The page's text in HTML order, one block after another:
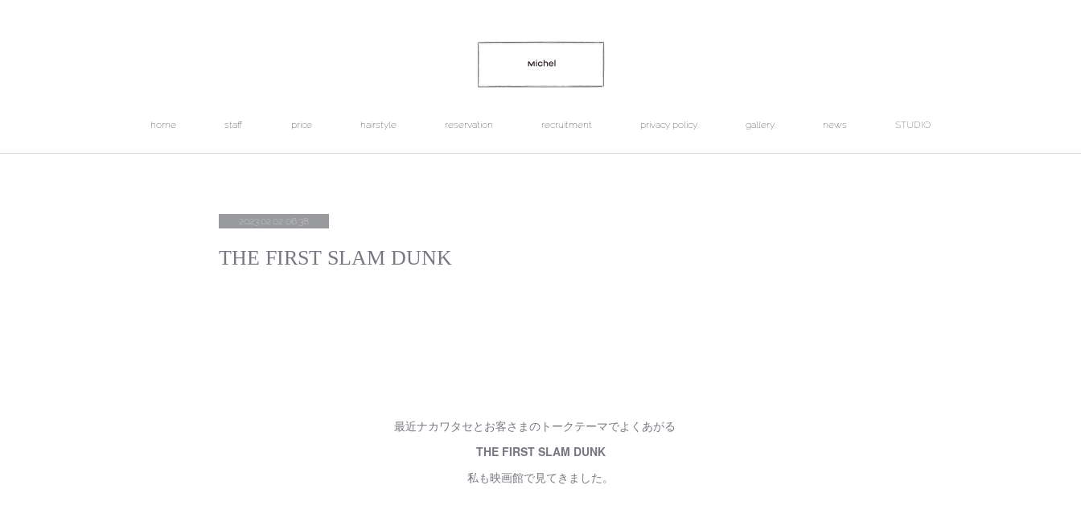
home staff price hairstyle reservation recruitment privacy policy gallery news STUDIO
2023.02.02 06:38
THE FIRST SLAM DUNK
最近ナカワタセとお客さまのトークテーマでよくあがる
THE FIRST SLAM DUNK
私も映画館で見てきました。